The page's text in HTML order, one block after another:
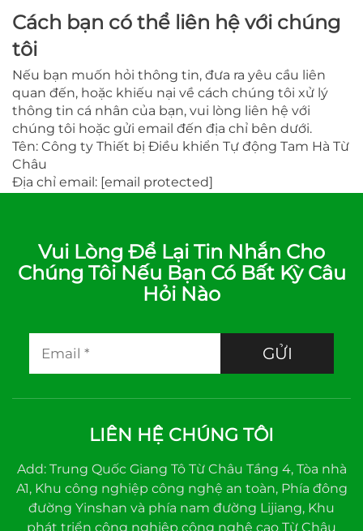
Cách bạn có thể liên hệ với chúng
tôi
Nếu bạn muốn hỏi thông tin, đưa ra yêu cầu liên
quan đến, hoặc khiếu nại về cách chúng tôi xử lý
thông tin cá nhân của bạn, vui lòng liên hệ với
chúng tôi hoặc gửi email đến địa chỉ bên dưới.
Tên: Công ty Thiết bị Điều khiển Tự động Tam Hà Từ
Châu
Địa chỉ email: [email protected]
Vui Lòng Để Lại Tin Nhắn Cho
Chúng Tôi Nếu Bạn Có Bất Kỳ Câu
Hỏi Nào
GỬI
LIÊN HỆ CHÚNG TÔI
Add: Trung Quốc Giang Tô Từ Châu Tầng 4, Tòa nhà
A1, Khu công nghiệp công nghệ an toàn, Phía đông
đường Yinshan và phía nam đường Lijiang, Khu
phát triển công nghiệp công nghệ cao Từ Châu